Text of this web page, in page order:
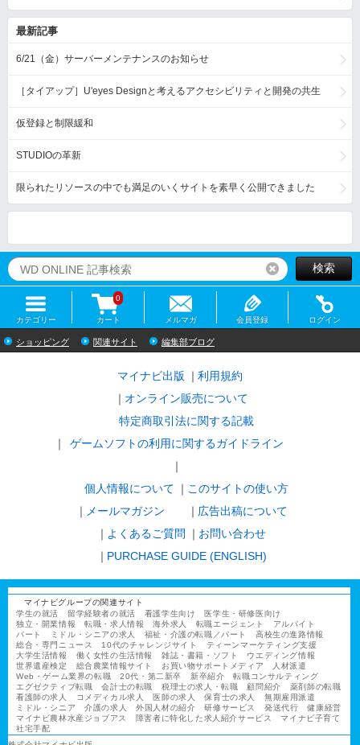
最新記事
6/21（金）サーバーメンテナンスのお知らせ
［タイアップ］U'eyes Designと考えるアクセシビリティと開発の共生
仮登録と制限緩和
STUDIOの革新
限られたリソースの中でも満足のいくサイトを素早く公開できました
リセット検索
カテゴリー カート
0
メルマガ 会員登録 ログイン
ショッピング 関連サイト 編集部ブログ
マイナビ出版
利用規約
オンライン販売について
特定商取引法に関する記載
ゲームソフトの利用に関するガイドライン
｜
個人情報について
このサイトの使い方
メールマガジン
広告出稿について
よくあるご質問
お問い合わせ
PURCHASE GUIDE (ENGLISH)
マイナビグループの関連サイト
学生の就活
留学経験者の就活 看護学生向け
医学生・研修医向け
独立・開業情報
転職・求人情報 海外求人 転職エージェント
アルバイト
パート
ミドル・シニアの求人 福祉・介護の転職／パート
高校生の進路情報
総合・専門ニュース
10代のチャレンジサイト
ティーンマーケティング支援
大学生活情報
働く女性の生活情報 雑誌・書籍・ソフト
ウエディング情報
世界遺産検定
総合農業情報サイト お買い物サポートメディア
人材派遣
Web・ゲーム業界の転職
20代・第二新卒 新卒紹介
転職コンサルティング
エグゼクティブ転職
会計士の転職 税理士の求人・転職 顧問紹介
薬剤師の転職
看護師の求人
コメディカル求人 医師の求人 保育士の求人
無期雇用派遣
ミドル・シニア
介護の求人 外国人材の紹介 研修サービス 発送代行
健康経営
マイナビ農林水産ジョブアス
障害者に特化した求人紹介サービス
マイナビ子育て
社宅手配